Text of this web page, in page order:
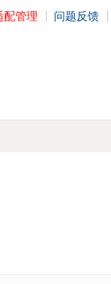
配管理 问题反馈